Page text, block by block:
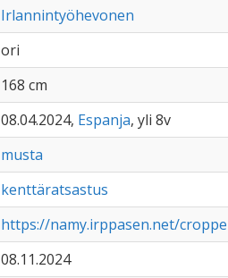
Irlannintyöhevonen
ori
168 cm
08.04.2024, Espanja, yli 8v
musta
kenttäratsastus
https://namy.irppasen.net/
08.11.2024